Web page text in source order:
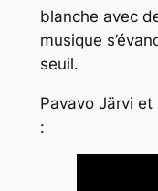
blanche avec
musique
seuil.
Pavavo Järvi et
: